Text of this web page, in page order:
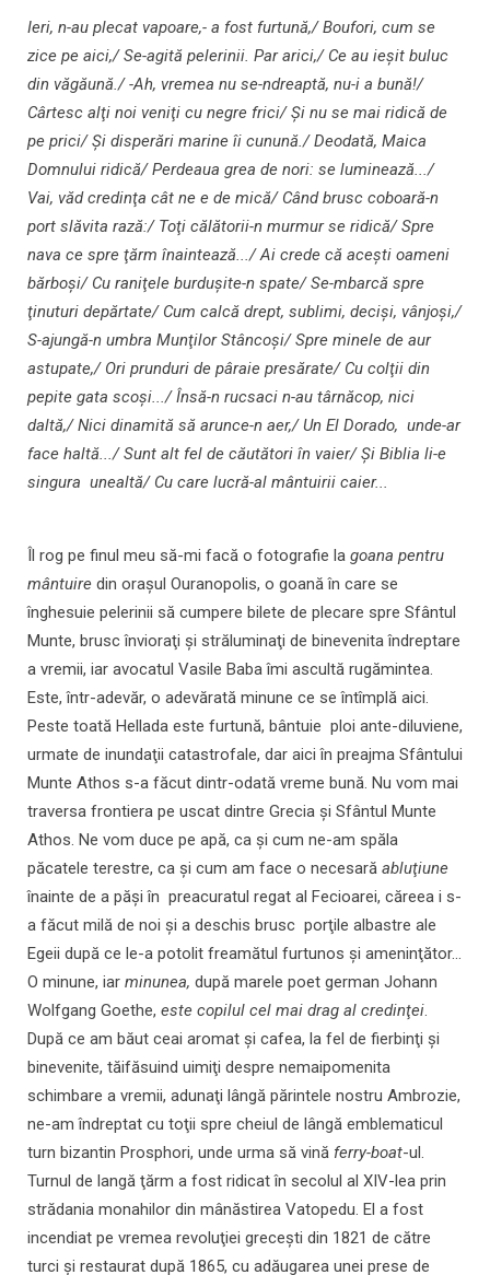
Ieri, n-au plecat vapoare,- a fost furtună,/ Boufori, cum se
zice pe aici,/ Se-agită pelerinii. Par arici,/ Ce au ieşit buluc
din văgăună./ -Ah, vremea nu se-ndreaptă, nu-i a bună!/
Cârtesc alţi noi veniţi cu negre frici/ Şi nu se mai ridică de
pe prici/ Şi disperări marine îi cunună./ Deodată, Maica
Domnului ridică/ Perdeaua grea de nori: se luminează.../
Vai, văd credinţa cât ne e de mică/ Când brusc coboară-n
port slăvita rază:/ Toţi călătorii-n murmur se ridică/ Spre
nava ce spre ţărm înaintează.../ Ai crede că aceşti oameni
bărboşi/ Cu raniţele burduşite-n spate/ Se-mbarcă spre
ţinuturi depărtate/ Cum calcă drept, sublimi, decişi, vânjoşi,/
S-ajungă-n umbra Munţilor Stâncoşi/ Spre minele de aur
astupate,/ Ori prunduri de pâraie presărate/ Cu colţii din
pepite gata scoşi.../ Însă-n rucsaci n-au târnăcop, nici
daltă,/ Nici dinamită să arunce-n aer,/ Un El Dorado, unde-ar
face haltă.../ Sunt alt fel de căutători în vaier/ Şi Biblia li-e
singura unealtă/ Cu care lucră-al mântuirii caier...
Îl rog pe finul meu să-mi facă o fotografie la goana pentru
mântuire din oraşul Ouranopolis, o goană în care se
înghesuie pelerinii să cumpere bilete de plecare spre Sfântul
Munte, brusc învioraţi şi străluminaţi de binevenita îndreptare
a vremii, iar avocatul Vasile Baba îmi ascultă rugămintea.
Este, într-adevăr, o adevărată minune ce se întîmplă aici.
Peste toată Hellada este furtună, bântuie ploi ante-diluviene,
urmate de inundaţii catastrofale, dar aici în preajma Sfântului
Munte Athos s-a făcut dintr-odată vreme bună. Nu vom mai
traversa frontiera pe uscat dintre Grecia şi Sfântul Munte
Athos. Ne vom duce pe apă, ca şi cum ne-am spăla
păcatele terestre, ca şi cum am face o necesară abluţiune
înainte de a păşi în preacuratul regat al Fecioarei, căreea i s-
a făcut milă de noi şi a deschis brusc porţile albastre ale
Egeii după ce le-a potolit freamătul furtunos şi ameninţător...
O minune, iar minunea, după marele poet german Johann
Wolfgang Goethe, este copilul cel mai drag al credinţei.
După ce am băut ceai aromat şi cafea, la fel de fierbinţi şi
binevenite, tăifăsuind uimiţi despre nemaipomenita
schimbare a vremii, adunaţi lângă părintele nostru Ambrozie,
ne-am îndreptat cu toţii spre cheiul de lângă emblematicul
turn bizantin Prosphori, unde urma să vină ferry-boat-ul.
Turnul de langă ţărm a fost ridicat în secolul al XIV-lea prin
strădania monahilor din mânăstirea Vatopedu. El a fost
incendiat pe vremea revoluţiei greceşti din 1821 de către
turci şi restaurat după 1865, cu adăugarea unei prese de